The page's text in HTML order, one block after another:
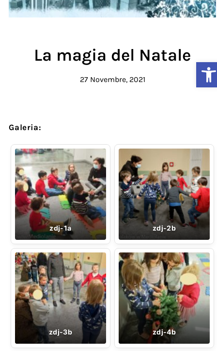
La magia del Natale
27 Novembre, 2021
Galeria:
zdj-1a zdj-2b
zdj-3b zdj-4b